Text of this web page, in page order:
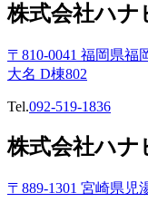
株式会社ハナ
〒810-0041 福岡県福
大名 D棟802
Tel.092-519-1836
株式会社ハナ
〒889-1301 宮崎県児